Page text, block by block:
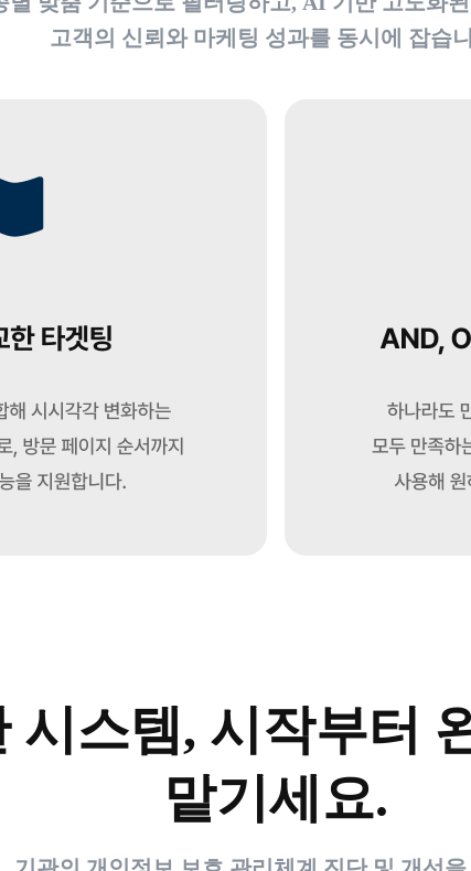
고객의 신뢰와 마케팅 성과를 동시에 잡습
시스템, 시작부터
맡기세요.